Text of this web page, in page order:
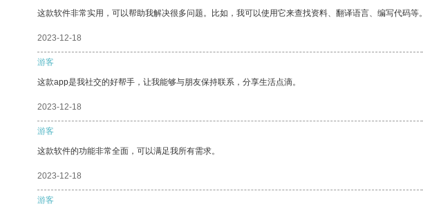
这款软件非常实用，可以帮助我解决很多问题。比如，我可以使用它来查找资料、翻译语言、编写代码等。
2023-12-18
游客
这款app是我社交的好帮手，让我能够与朋友保持联系，分享生活点滴。
2023-12-18
游客
这款软件的功能非常全面，可以满足我所有需求。
2023-12-18
游客